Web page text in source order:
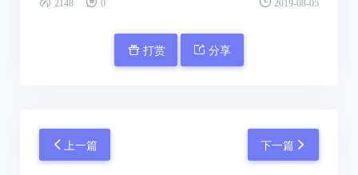
2148 0 2019-08-05
打赏 分享
上一篇 下一篇